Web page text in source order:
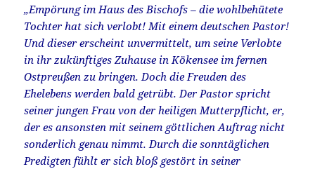
„Empörung im Haus des Bischofs – die wohlbehütete
Tochter hat sich verlobt! Mit einem deutschen Pastor!
Und dieser erscheint unvermittelt, um seine Verlobte
in ihr zukünftiges Zuhause in Kökensee im fernen
Ostpreußen zu bringen. Doch die Freuden des
Ehelebens werden bald getrübt. Der Pastor spricht
seiner jungen Frau von der heiligen Mutterpflicht, er,
der es ansonsten mit seinem göttlichen Auftrag nicht
sonderlich genau nimmt. Durch die sonntäglichen
Predigten fühlt er sich bloß gestört in seiner